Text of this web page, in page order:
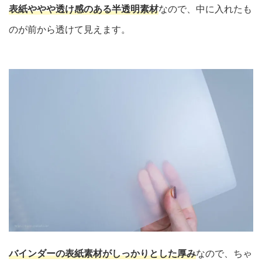
表紙ややや透け感のある半透明素材なので、中に入れたも
のが前から透けて見えます。
バインダーの表紙素材がしっかりとした厚みなので、ちゃ